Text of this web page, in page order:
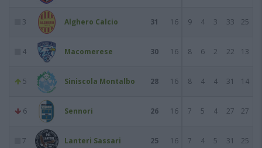
3 Alghero Calcio 31 16 9 4 3 33 25
4 Macomerese 30 16 8 6 2 22 13
5 Siniscola Montalbo 28 16 8 4 4 31 14
6 Sennori 26 16 7 5 4 27 27
7 Lanteri Sassari 25 16 7 4 5 31 25